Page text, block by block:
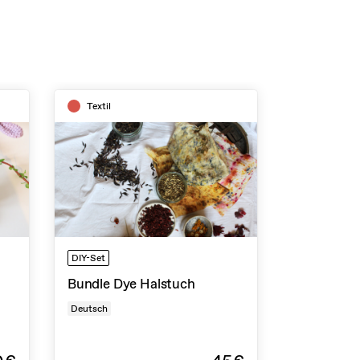
Textil
DIY-Set
Bundle Dye Halstuch
Deutsch